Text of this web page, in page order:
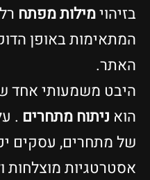
בזיהוימילות מפתח
המתאימות באופן
האתר.
היבט משמעותי אחד
הוא ניתוח מתחרים .
של מתחרים, עסקים
אסטרטגיות מוצלחות